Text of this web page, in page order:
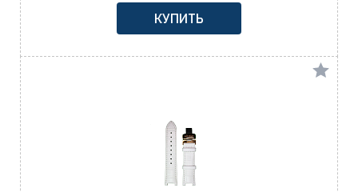
КУПИТЬ